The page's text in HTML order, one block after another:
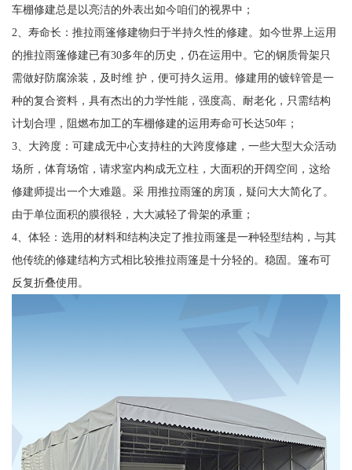
车棚修建总是以亮洁的外表出如今咱们的视界中；
2、寿命长：推拉雨篷修建物归于半持久性的修建。如今世界上运用
的推拉雨篷修建已有30多年的历史，仍在运用中。它的钢质骨架只
需做好防腐涂装，及时维 护，便可持久运用。修建用的镀锌管是一
种的复合资料，具有杰出的力学性能，强度高、耐老化，只需结构
计划合理，阻燃布加工的车棚修建的运用寿命可长达50年；
3、大跨度：可建成无中心支持柱的大跨度修建，一些大型大众活动
场所，体育场馆，请求室内构成无立柱，大面积的开阔空间，这给
修建师提出一个大难题。采 用推拉雨篷的房顶，疑问大大简化了。
由于单位面积的膜很轻，大大减轻了骨架的承重；
4、体轻：选用的材料和结构决定了推拉雨篷是一种轻型结构，与其
他传统的修建结构方式相比较推拉雨篷是十分轻的。稳固。篷布可
反复折叠使用。